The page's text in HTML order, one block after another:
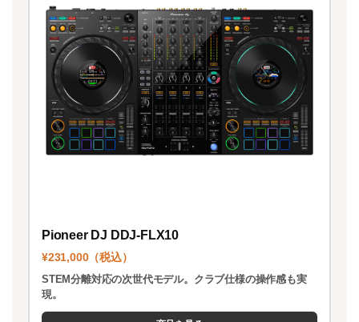
Pioneer DJ DDJ-FLX10
¥231,000（税込）
STEM分離対応の次世代モデル。クラブ仕様の操作感も実
現。